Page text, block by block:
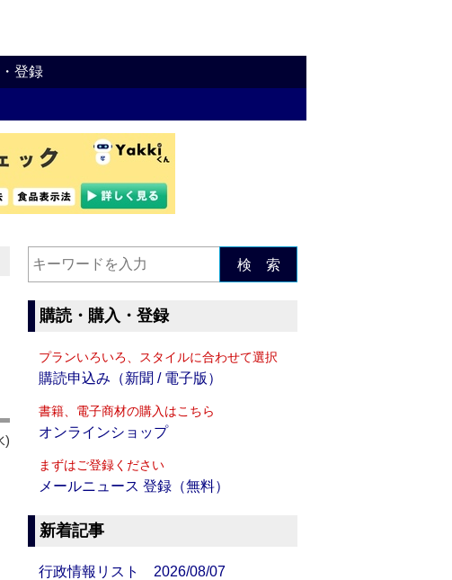
登録
)
検 索
購読・購入・登録
プランいろいろ、スタイルに合わせて選択
購読申込み（新聞 / 電子版）
書籍、電子商材の購入はこちら
オンラインショップ
まずはご登録ください
メールニュース 登録（無料）
新着記事
行政情報リスト 2026/08/07